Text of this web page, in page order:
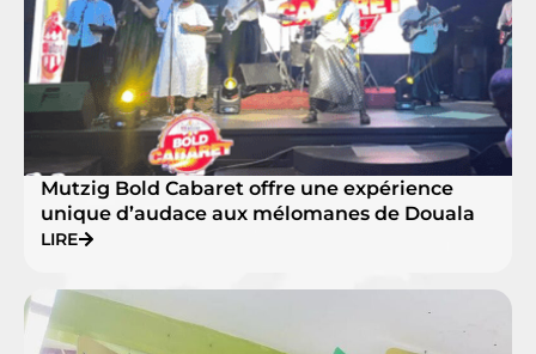
Mutzig Bold Cabaret offre une expérience
unique d’audace aux mélomanes de Douala
LIRE